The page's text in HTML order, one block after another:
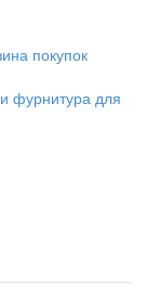
покупок